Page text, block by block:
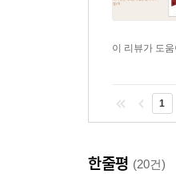
이 리뷰가 도
1
한줄평 (20건)